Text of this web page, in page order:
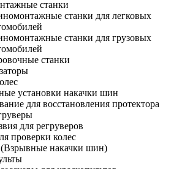
станки
станки для легковых
станки для грузовых
станки
установки накачки шин
для восстановления протектора
для регруверов
проверки колес
накачки шин)